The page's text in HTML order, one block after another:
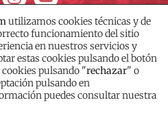
– Diseñado porWit Creativo
Política de Privacidad|Aviso
utilizamos cookies técnicas y de
funcionamiento del sitio
en nuestros servicios y
estas cookies pulsando el botón
cookies pulsando "rechazar" o
pulsando en
puedes consultar nuestra